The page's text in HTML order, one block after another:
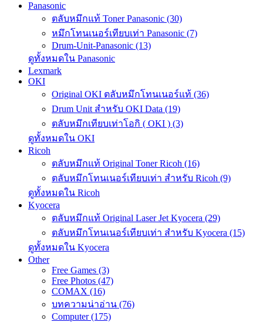
Panasonic
ตลับหมึกแท้ Toner Panasonic (30)
หมึกโทนเนอร์เทียบเท่า Panasonic (7)
Drum-Unit-Panasonic (13)
ดูทั้งหมดใน Panasonic
Lexmark
OKI
Original OKI ตลับหมึกโทนเนอร์แท้ (36)
Drum Unit สำหรับ OKI Data (19)
ตลับหมึกเทียบเท่าโอกิ ( OKI ) (3)
ดูทั้งหมดใน OKI
Ricoh
ตลับหมึกแท้ Original Toner Ricoh (16)
ตลับหมึกโทนเนอร์เทียบเท่า สำหรับ Ricoh (9)
ดูทั้งหมดใน Ricoh
Kyocera
ตลับหมึกแท้ Original Laser Jet Kyocera (29)
ตลับหมึกโทนเนอร์เทียบเท่า สำหรับ Kyocera (15)
ดูทั้งหมดใน Kyocera
Other
Free Games (3)
Free Photos (47)
COMAX (16)
บทความน่าอ่าน (76)
Computer (175)